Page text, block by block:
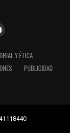
Y ÉTICA
PUBLICIDAD